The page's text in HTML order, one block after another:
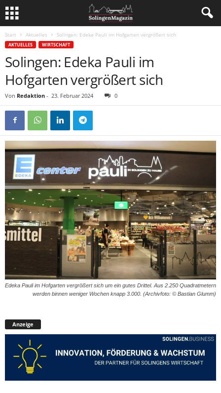
Start Aktuelles Solingen: Edeka Pauli im Hofgarten vergrößert sich
AKTUELLES WIRTSCHAFT
Solingen: Edeka Pauli im
Hofgarten vergrößert sich
Von Redaktion - 23. Februar 2024 0
Edeka Pauli im Hofgarten vergrößert sich um ein gutes Drittel. Aus 2.250 Quadratmetern
werden binnen weniger Wochen knapp 3.000. (Archivfoto: © Bastian Glumm)
Anzeige